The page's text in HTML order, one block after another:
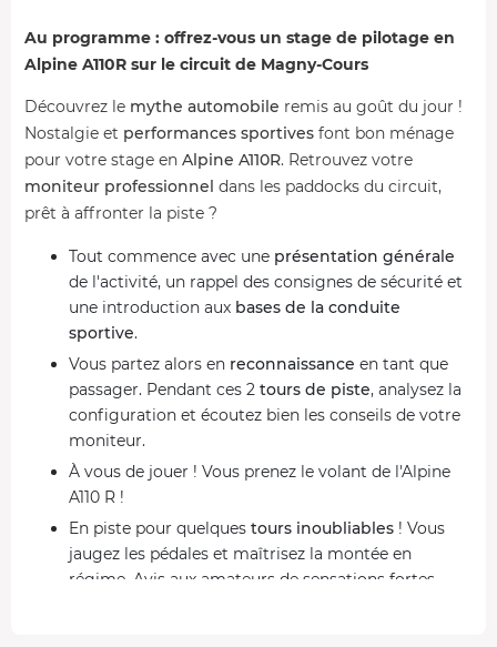
Au programme : offrez-vous un stage de pilotage en
Alpine A110R sur le circuit de Magny-Cours
Découvrez le mythe automobile remis au goût du jour !
Nostalgie et performances sportives font bon ménage
pour votre stage en Alpine A110R. Retrouvez votre
moniteur professionnel dans les paddocks du circuit,
prêt à affronter la piste ?
Tout commence avec une présentation générale
de l'activité, un rappel des consignes de sécurité et
une introduction aux bases de la conduite
sportive.
Vous partez alors en reconnaissance en tant que
passager. Pendant ces 2 tours de piste, analysez la
configuration et écoutez bien les conseils de votre
moniteur.
À vous de jouer ! Vous prenez le volant de l'Alpine
A110 R !
En piste pour quelques tours inoubliables ! Vous
jaugez les pédales et maîtrisez la montée en
régime. Avis aux amateurs de sensations fortes,